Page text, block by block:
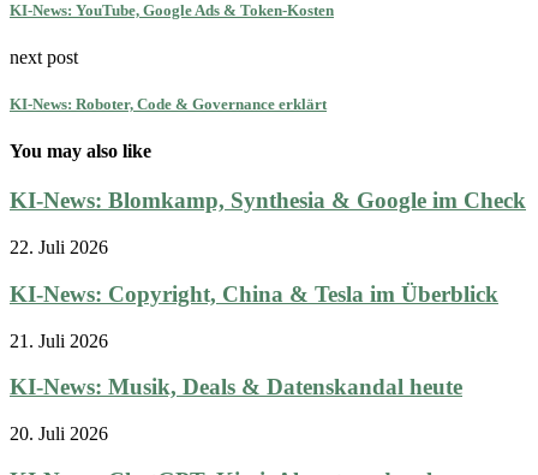
KI-News: YouTube, Google Ads & Token-Kosten
next post
KI-News: Roboter, Code & Governance erklärt
You may also like
KI-News: Blomkamp, Synthesia & Google im Check
22. Juli 2026
KI-News: Copyright, China & Tesla im Überblick
21. Juli 2026
KI-News: Musik, Deals & Datenskandal heute
20. Juli 2026